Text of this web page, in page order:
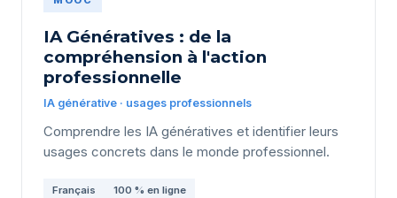
IA Génératives : de la
compréhension à l'action
professionnelle
IA générative · usages professionnels
Comprendre les IA génératives et identifier leurs
usages concrets dans le monde professionnel.
Français 100 % en ligne